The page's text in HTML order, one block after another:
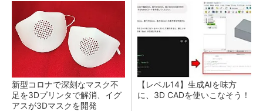
新型コロナで深刻なマスク不
足を3Dプリンタで解消、イグ
アスが3Dマスクを開発
【レベル14】生成AIを味方
に、3D CADを使いこなそう！